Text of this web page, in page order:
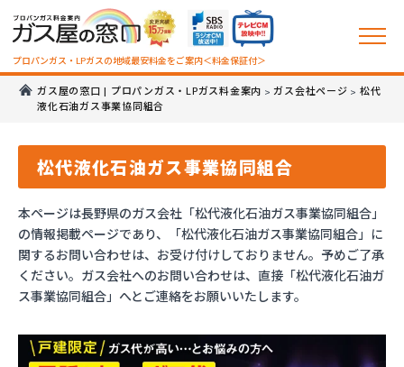
プロパンガス・LPガスの地域最安料金をご案内＜料金保証付＞
ガス屋の窓口 | プロパンガス・LPガス料金案内 >ガス会社ページ > 松代
液化石油ガス事業協同組合
松代液化石油ガス事業協同組合
本ページは長野県のガス会社「松代液化石油ガス事業協同組合」
の情報掲載ページであり、「松代液化石油ガス事業協同組合」に
関するお問い合わせは、お受け付けしておりません。予めご了承
ください。ガス会社へのお問い合わせは、直接「松代液化石油ガ
ス事業協同組合」へとご連絡をお願いいたします。